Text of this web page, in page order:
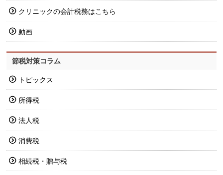
クリニックの会計税務はこちら
動画
節税対策コラム
トピックス
所得税
法人税
消費税
相続税・贈与税